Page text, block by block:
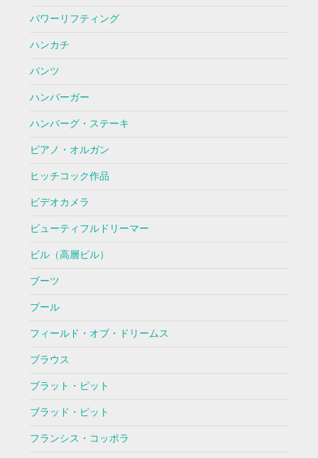
パワーリフティング
ハンカチ
パンツ
ハンバーガー
ハンバーグ・ステーキ
ピアノ・オルガン
ヒッチコック作品
ビデオカメラ
ビューティフルドリーマー
ビル（高層ビル）
ブーツ
プール
フィールド・オブ・ドリームス
ブラウス
ブラット・ピット
ブラッド・ピット
フランシス・コッポラ